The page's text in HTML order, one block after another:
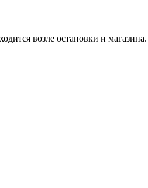
возле остановки и магазина.